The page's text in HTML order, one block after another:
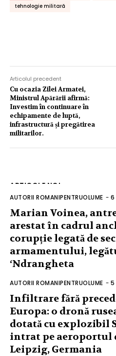
tehnologie militară
Articolul precedent
Cu ocazia Zilei Armatei,
Ministrul Apărării afirmă:
Investim în continuare în
echipamente de luptă,
infrastructură și pregătirea
militarilor.
ARTICOLE NOI
AUTORII ROMANIPENTRUOLUME - 6
Marian Voinea,
arestat în cadrul
corupție legată de
armamentului,
‘Ndrangheta
AUTORII ROMANIPENTRUOLUME - 5
Infiltrare fără
Europa: o dronă
dotată cu explozibil
intrat pe aeroportul
Leipzig, Germania